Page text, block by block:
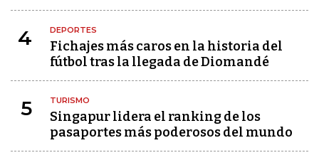
4 DEPORTES
Fichajes más caros en la historia del
fútbol tras la llegada de Diomandé
5 TURISMO
Singapur lidera el ranking de los
pasaportes más poderosos del mundo